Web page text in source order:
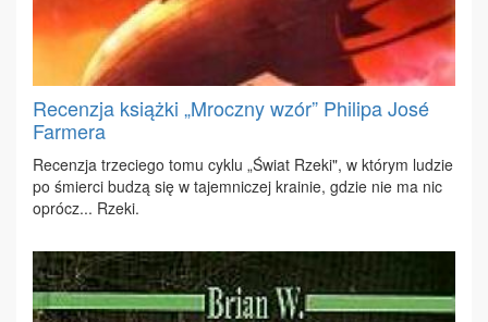
Recenzja książki „Mroczny wzór” Philipa José
Farmera
Re­cen­zja trze­cie­go to­mu cy­klu „Świat Rze­ki", w któ­rym lu­dzie
po śmier­ci bu­dzą się w ta­jem­ni­czej kra­inie, gdzie nie ma nic
oprócz... Rze­ki.